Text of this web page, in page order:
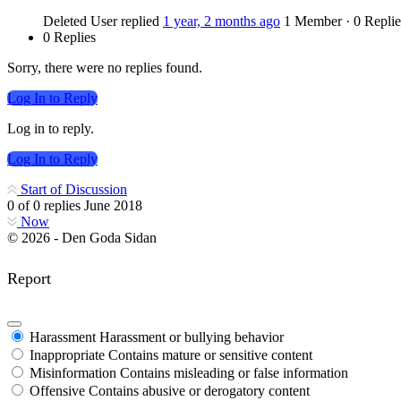
Deleted User replied 1 year, 2 months ago 1 Member · 0
0 Replies
Sorry, there were no replies found.
Log In to Reply
Log in to reply.
Log In to Reply
Start of Discussion
0 of0 replies June 2018
Now
© 2026 - Den Goda Sidan
Report
Harassment Harassment or bullying behavior
Inappropriate Contains mature or sensitive content
Misinformation Contains misleading or false information
Offensive Contains abusive or derogatory content